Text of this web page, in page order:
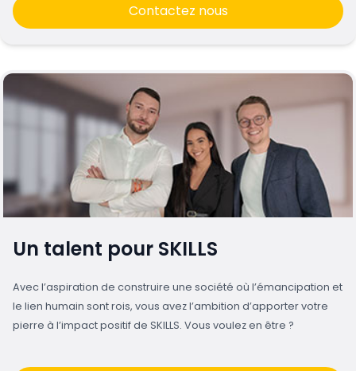
Contactez nous
Un talent pour SKILLS
Avec l’aspiration de construire une société où l’émancipation et
le lien humain sont rois, vous avez l’ambition d’apporter votre
pierre à l’impact positif de SKILLS. Vous voulez en être ?